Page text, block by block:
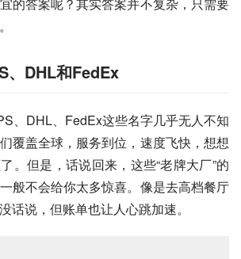
、DHL和FedEx
、DHL、FedEx这些名字几乎无人不知
覆盖全球，服务到位，速度飞快，想想
。但是，话说回来，这些“老牌大厂”的
般不会给你太多惊喜。像是去高档餐厅
话说，但账单也让人心跳加速。